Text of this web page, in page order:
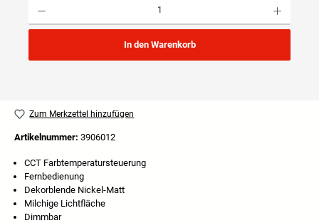
In den Warenkorb
Zum Merkzettel hinzufügen
Artikelnummer: 3906012
CCT Farbtemperatursteuerung
Fernbedienung
Dekorblende Nickel-Matt
Milchige Lichtfläche
Dimmbar